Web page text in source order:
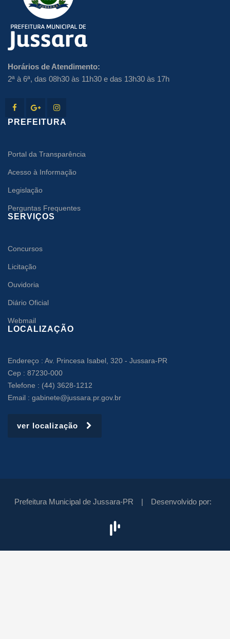
Horários de Atendimento:
2ª à 6ª, das 08h30 às 11h30 e das 13h30 às 17h
PREFEITURA
Portal da Transparência
Acesso à Informação
Legislação
Perguntas Frequentes
SERVIÇOS
Concursos
Licitação
Ouvidoria
Diário Oficial
Webmail
LOCALIZAÇÃO
Endereço : Av. Princesa Isabel, 320 - Jussara-PR
Cep : 87230-000
Telefone : (44) 3628-1212
Email : gabinete@jussara.pr.gov.br
ver localização
Prefeitura Municipal de Jussara-PR | Desenvolvido por: